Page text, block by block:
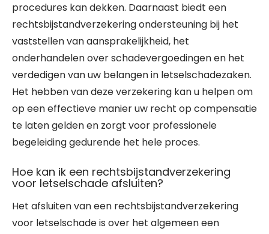
procedures kan dekken. Daarnaast biedt een
rechtsbijstandverzekering ondersteuning bij het
vaststellen van aansprakelijkheid, het
onderhandelen over schadevergoedingen en het
verdedigen van uw belangen in letselschadezaken.
Het hebben van deze verzekering kan u helpen om
op een effectieve manier uw recht op compensatie
te laten gelden en zorgt voor professionele
begeleiding gedurende het hele proces.
Hoe kan ik een rechtsbijstandverzekering
voor letselschade afsluiten?
Het afsluiten van een rechtsbijstandverzekering
voor letselschade is over het algemeen een